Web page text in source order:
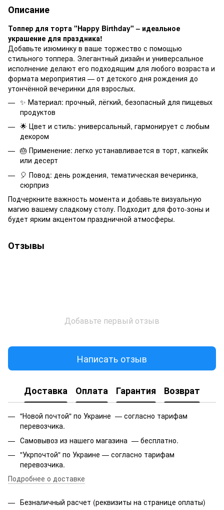
Описание
Топпер для торта "Happy Birthday" – идеальное
украшение для праздника!
Добавьте изюминку в ваше торжество с помощью
стильного топпера. Элегантный дизайн и универсальное
исполнение делают его подходящим для любого возраста и
формата мероприятия — от детского дня рождения до
утончённой вечеринки для взрослых.
✨ Материал: прочный, лёгкий, безопасный для пищевых
продуктов
🌟 Цвет и стиль: универсальный, гармонирует с любым
декором
🎂 Применение: легко устанавливается в торт, капкейк
или десерт
🎈 Повод: день рождения, тематическая вечеринка,
сюрприз
Подчеркните важность момента и добавьте визуальную
магию вашему сладкому столу. Подходит для фото-зоны и
будет ярким акцентом праздничной атмосферы.
Отзывы
Добавьте первый отзыв
Написать отзыв
Доставка Оплата Гарантия Возврат
"Новой почтой" по Украине — согласно тарифам
перевозчика.
Самовывоз из нашего магазина — бесплатно.
"Укрпочтой" по Украине — согласно тарифам
перевозчика.
Подробнее о доставке
Безналичный расчет (реквизиты на странице оплаты)